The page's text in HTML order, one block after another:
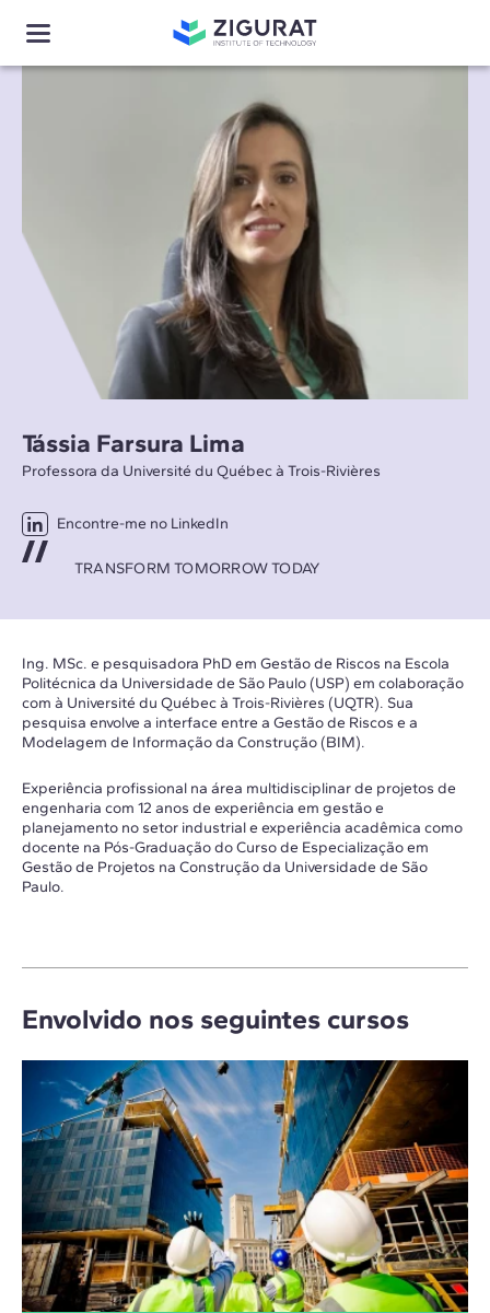
Tássia Farsura Lima
Professora da Université du Québec à Trois-Rivières
Encontre-me no LinkedIn
TRANSFORM TOMORROW TODAY
Ing. MSc. e pesquisadora PhD em Gestão de Riscos na Escola
Politécnica da Universidade de São Paulo (USP) em colaboração
com à Université du Québec à Trois-Rivières (UQTR). Sua
pesquisa envolve a interface entre a Gestão de Riscos e a
Modelagem de Informação da Construção (BIM).
Experiência profissional na área multidisciplinar de projetos de
engenharia com 12 anos de experiência em gestão e
planejamento no setor industrial e experiência acadêmica como
docente na Pós-Graduação do Curso de Especialização em
Gestão de Projetos na Construção da Universidade de São
Paulo.
Envolvido nos seguintes cursos